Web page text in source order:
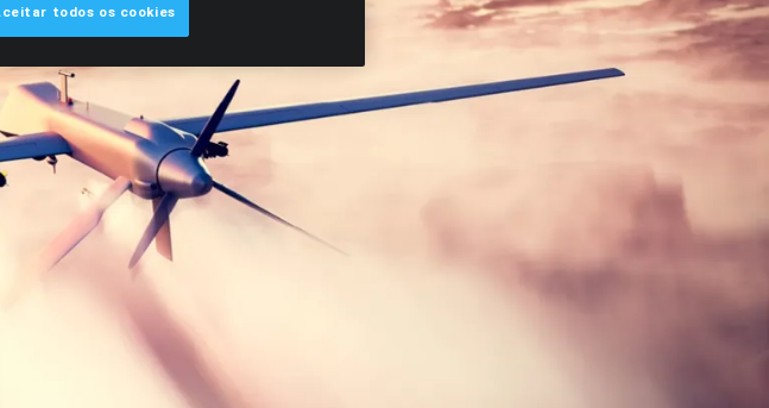
todos os cookies